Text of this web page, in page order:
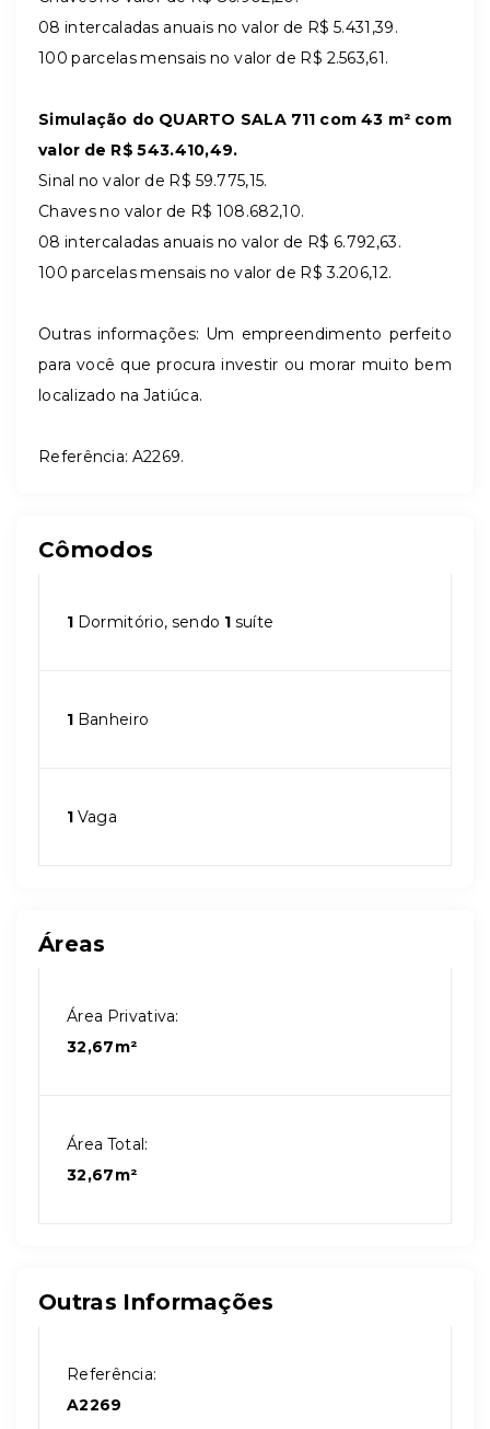
08 intercaladas anuais no valor de R$ 5.431,39.
100 parcelas mensais no valor de R$ 2.563,61.
Simulação do QUARTO SALA 711 com 43 m² com
valor de R$ 543.410,49.
Sinal no valor de R$ 59.775,15.
Chaves no valor de R$ 108.682,10.
08 intercaladas anuais no valor de R$ 6.792,63.
100 parcelas mensais no valor de R$ 3.206,12.
Outras informações: Um empreendimento perfeito
para você que procura investir ou morar muito bem
localizado na Jatiúca.
Referência: A2269.
Cômodos
1 Dormitório, sendo 1 suíte
1 Banheiro
1 Vaga
Áreas
Área Privativa:
32,67m²
Área Total:
32,67m²
Outras Informações
Referência:
A2269